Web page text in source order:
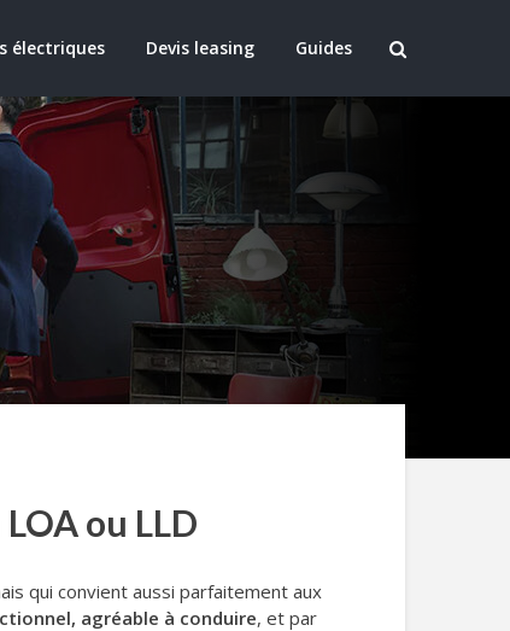
électriques Devis leasing Guides
ou LLD
qui convient aussi parfaitement aux
agréable à conduire, et par